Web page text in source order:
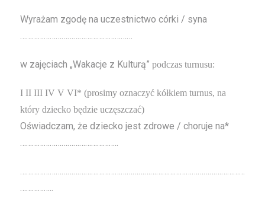
Wyrażam zgodę na uczestnictwo córki / syna
w zajęciach „Wakacje z Kulturą” podczas turnusu:
I II III IV V VI* (prosimy oznaczyć kółkiem turnus, na
który dziecko będzie uczęszczać)
Oświadczam, że dziecko jest zdrowe / choruje na*